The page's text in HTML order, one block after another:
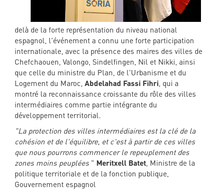
delà de la forte représentation du niveau national
espagnol, l'événement a connu une forte participation
internationale, avec la présence des maires des villes de
Chefchaouen, Valongo, Sindelfingen, Nil et Nikki, ainsi
que celle du ministre du Plan, de l'Urbanisme et du
Logement du Maroc, Abdelahad Fassi Fihri, qui a
montré la reconnaissance croissante du rôle des villes
intermédiaires comme partie intégrante du
développement territorial.
"La protection des villes intermédiaires est la clé de la
cohésion et de l'équilibre, et c'est à partir de ces villes
que nous pourrons commencer le repeuplement des
zones moins peuplées " Meritxell Batet, Ministre de la
politique territoriale et de la fonction publique,
Gouvernement espagnol